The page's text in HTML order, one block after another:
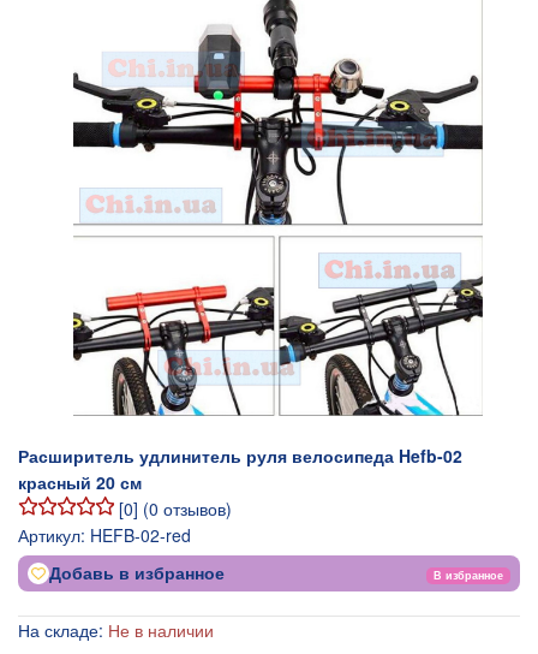
Расширитель удлинитель руля велосипеда Hefb-02
красный 20 см
[0] (0 отзывов)
Артикул: HEFB-02-red
Добавь в избранное В избранное
На складе: Не в наличии